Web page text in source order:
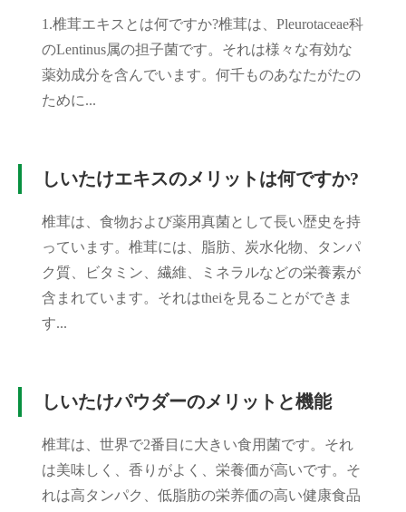
1.椎茸エキスとは何ですか?椎茸は、Pleurotaceae科
のLentinus属の担子菌です。それは様々な有効な
薬効成分を含んでいます。何千ものあなたがたの
ために...
しいたけエキスのメリットは何ですか?
椎茸は、食物および薬用真菌として長い歴史を持
っています。椎茸には、脂肪、炭水化物、タンパ
ク質、ビタミン、繊維、ミネラルなどの栄養素が
含まれています。それはtheiを見ることができま
す...
しいたけパウダーのメリットと機能
椎茸は、世界で2番目に大きい食用菌です。それ
は美味しく、香りがよく、栄養価が高いです。そ
れは高タンパク、低脂肪の栄养価の高い健康食品